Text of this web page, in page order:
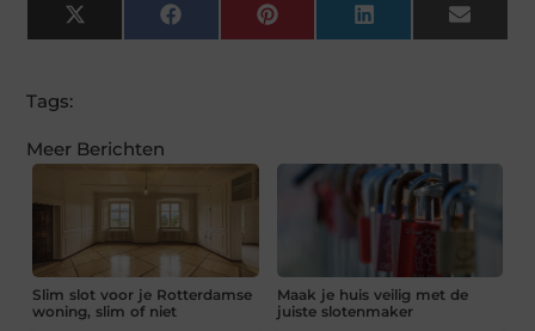
X
(Twitter)
FacebookPinterest LinkedIn Email
Tags:
Meer Berichten
Slim slot voor je Rotterdamse
woning, slim of niet
Maak je huis veilig met de
juiste slotenmaker